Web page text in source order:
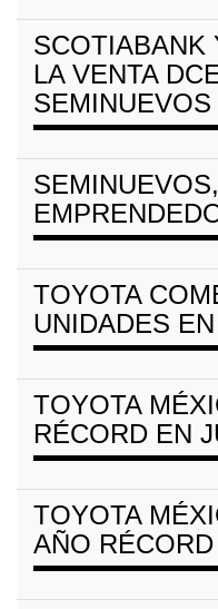
SCOTIABANK
LA VENTA
SEMINUEVOS
TOYOTA
UNIDADES
TOYOTA
RÉCORD EN
TOYOTA
AÑO